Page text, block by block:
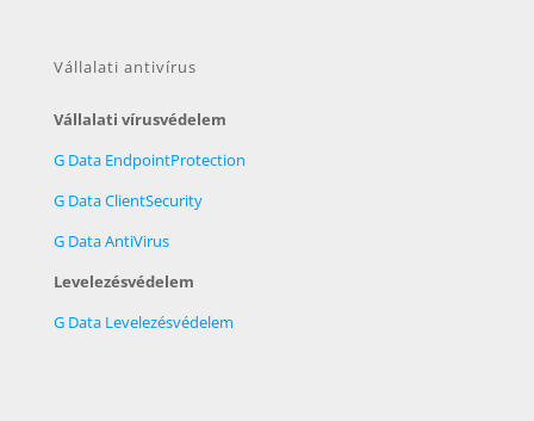
Vállalati antivírus
Vállalati vírusvédelem
G Data EndpointProtection
G Data ClientSecurity
G Data AntiVirus
Levelezésvédelem
G Data Levelezésvédelem